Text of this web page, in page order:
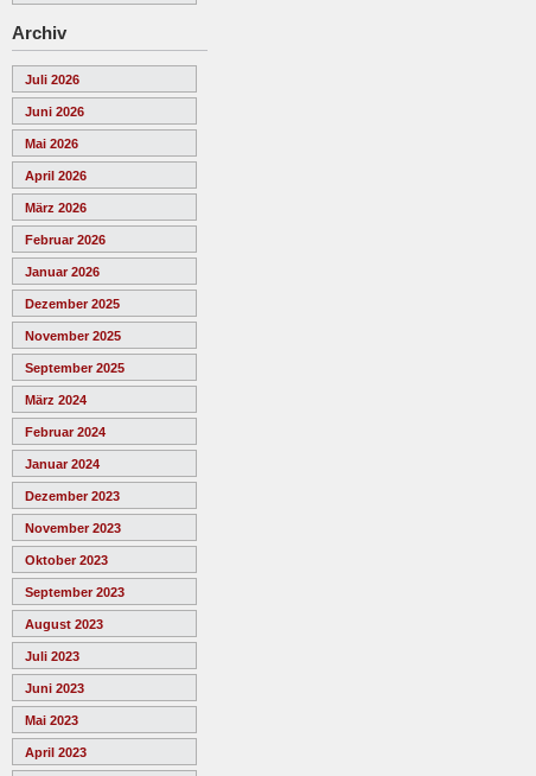
Archiv
Juli 2026
Juni 2026
Mai 2026
April 2026
März 2026
Februar 2026
Januar 2026
Dezember 2025
November 2025
September 2025
März 2024
Februar 2024
Januar 2024
Dezember 2023
November 2023
Oktober 2023
September 2023
August 2023
Juli 2023
Juni 2023
Mai 2023
April 2023